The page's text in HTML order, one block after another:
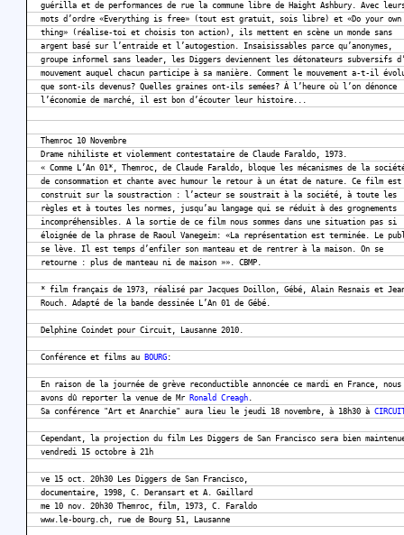
guérilla et de performances de rue la commune libre de Haight Ashbury. Avec
mots d’ordre «Everything is free» (tout est gratuit, sois libre) et «Do your own
thing» (réalise-toi et choisis ton action), ils mettent en scène un monde sans
argent basé sur l’entraide et l’autogestion. Insaisissables parce qu’anonymes,
groupe informel sans leader, les Diggers deviennent les détonateurs subversifs
mouvement auquel chacun participe à sa manière. Comment le mouvement a-t-il
que sont-ils devenus? Quelles graines ont-ils semées? À l’heure où l’on dénonce
l’économie de marché, il est bon d’écouter leur histoire...
Themroc 10 Novembre
Drame nihiliste et violemment contestataire de Claude Faraldo, 1973.
« Comme L’An 01*, Themroc, de Claude Faraldo, bloque les mécanismes de la
de consommation et chante avec humour le retour à un état de nature. Ce film est
construit sur la soustraction : l’acteur se soustrait à la société, à toute les
règles et à toutes les normes, jusqu’au langage qui se réduit à des grognements
incompréhensibles. A la sortie de ce film nous sommes dans une situation pas si
éloignée de la phrase de Raoul Vanegeim: «La représentation est terminée. Le
se lève. Il est temps d’enfiler son manteau et de rentrer à la maison. On se
retourne : plus de manteau ni de maison »». CBMP.
* film français de 1973, réalisé par Jacques Doillon, Gébé, Alain Resnais et
Rouch. Adapté de la bande dessinée L’An 01 de Gébé.
Delphine Coindet pour Circuit, Lausanne 2010.
Conférence et films au BOURG :
En raison de la journée de grève reconductible annoncée ce mardi en France, nous
avons dû reporter la venue de Mr Ronald Creagh .
Sa conférence "Art et Anarchie" aura lieu le jeudi 18 novembre, à 18h30 à
Cependant, la projection du film Les Diggers de San Francisco sera bien
vendredi 15 octobre à 21h
ve 15 oct. 20h30 Les Diggers de San Francisco,
documentaire, 1998, C. Deransart et A. Gaillard
me 10 nov. 20h30 Themroc, film, 1973, C. Faraldo
www.le-bourg.ch, rue de Bourg 51, Lausanne